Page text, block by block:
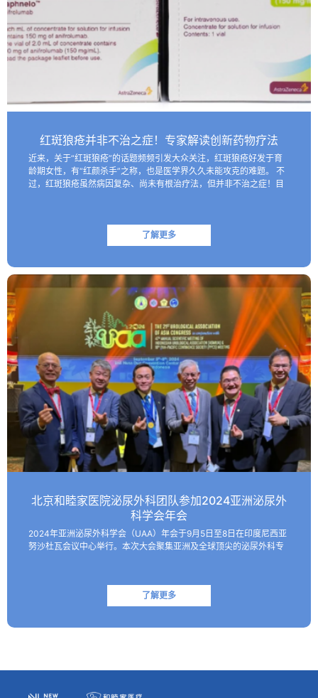
红斑狼疮并非不治之症！专家解读创新药物疗法
近来，关于“红斑狼疮”的话题频频引发大众关注，红斑狼疮好发于育
龄期女性，有“红颜杀手”之称，也是医学界久久未能攻克的难题。 不
过，红斑狼疮虽然病因复杂、尚未有根治疗法，但并非不治之症！目
了解更多
北京和睦家医院泌尿外科团队参加2024亚洲泌尿外
科学会年会
2024年亚洲泌尿外科学会（UAA）年会于9月5日至8日在印度尼西亚
努沙杜瓦会议中心举行。本次大会聚集亚洲及全球顶尖的泌尿外科专
了解更多